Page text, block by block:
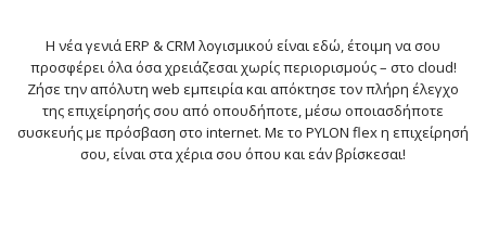
Η νέα γενιάERP & CRM λογισμικού είναι εδώ, έτοιμη να σου
προσφέρει όλα όσα χρειάζεσαι χωρίς περιορισμούς – στο cloud!
Ζήσε την απόλυτη web εμπειρία και απόκτησε τον πλήρη έλεγχο
της επιχείρησής σου από οπουδήποτε, μέσω οποιασδήποτε
συσκευής με πρόσβαση στο internet. Με το PYLON flex η επιχείρησή
σου, είναι στα χέρια σου όπου και εάν βρίσκεσαι!